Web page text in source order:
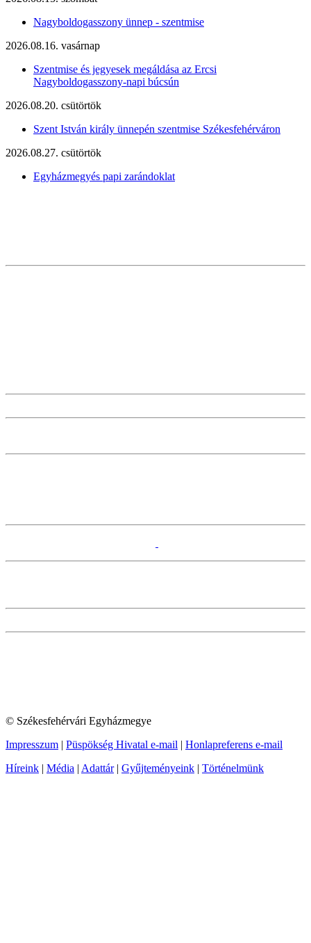
Nagyboldogasszony ünnep - szentmise
2026.08.16. vasárnap
Szentmise és jegyesek megáldása az Ercsi
Nagyboldogasszony-napi búcsún
2026.08.20. csütörtök
Szent István király ünnepén szentmise Székesfehérváron
2026.08.27. csütörtök
Egyházmegyés papi zarándoklat
© Székesfehérvári Egyházmegye
Impresszum | Püspökség Hivatal e-mail | Honlapreferens e-mail
Híreink | Média | Adattár| Gyűjteményeink | Történelmünk